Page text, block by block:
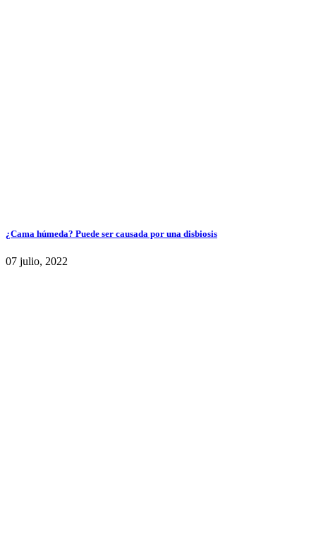
¿Cama húmeda? Puede ser causada por una disbiosis
07 julio, 2022